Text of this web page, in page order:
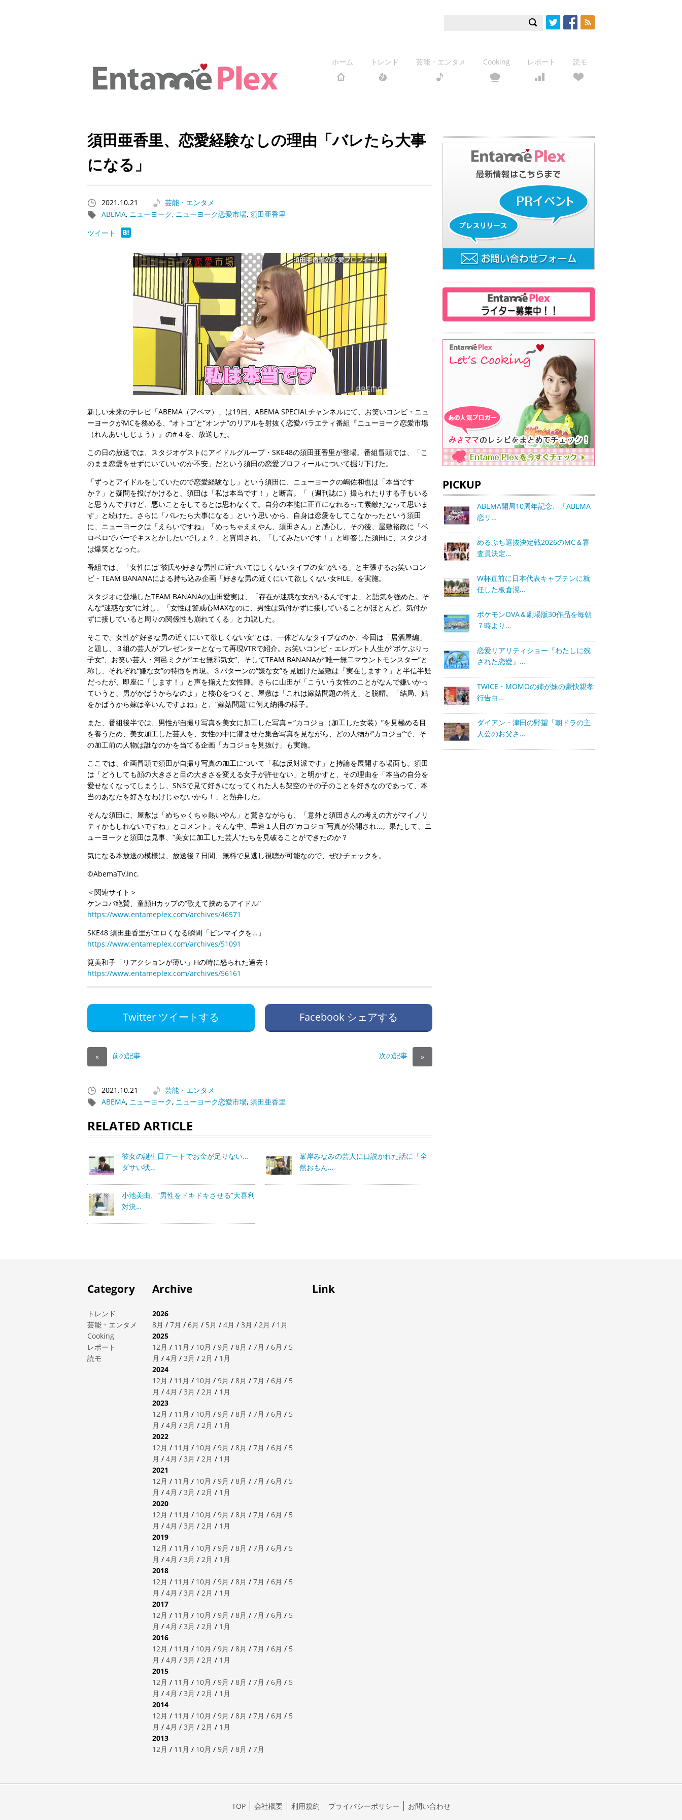
ホーム トレンド 芸能・エンタメ Cooking レポート 読モ
須田亜香里、恋愛経験なしの理由「バレたら大事
になる」
2021.10.21
芸能・エンタメ
ABEMA, ニューヨーク, ニューヨーク恋愛市場, 須田亜香里
ツイート
新しい未来のテレビ「ABEMA（アベマ）」は19日、ABEMA SPECIALチャンネルにて、お笑いコンビ・ニュ
ーヨークがMCを務める、“オトコ”と“オンナ”のリアルを射抜く恋愛バラエティ番組『ニューヨーク恋愛市場
（れんあいしじょう）』の#４を、放送した。
この日の放送では、スタジオゲストにアイドルグループ・SKE48の須田亜香里が登場。番組冒頭では、「こ
のまま恋愛をせずにいていいのか不安」だという須田の恋愛プロフィールについて掘り下げた。
「ずっとアイドルをしていたので恋愛経験なし」という須田に、ニューヨークの嶋佐和也は「本当です
か？」と疑問を投げかけると、須田は「私は本当です！」と断言。「（週刊誌に）撮られたりする子もいる
と思うんですけど、悪いことをしてるとは思わなくて。自分の本能に正直になれるって素敵だなって思いま
す」と続けた。さらに「バレたら大事になる」という思いから、自身は恋愛をしてこなかったという須田
に、ニューヨークは「えらいですね」「めっちゃええやん、須田さん」と感心し、その後、屋敷裕政に「ベ
ロベロでバーでキスとかしたいでしょ？」と質問され、「してみたいです！」と即答した須田に、スタジオ
は爆笑となった。
番組では、「女性には“彼氏や好きな男性に近づいてほしくないタイプの女”がいる」と主張するお笑いコン
ビ・TEAM BANANAによる持ち込み企画「好きな男の近くにいて欲しくない女FILE」を実施。
スタジオに登場したTEAM BANANAの山田愛実は、「存在が迷惑な女がいるんですよ」と語気を強めた。そ
んな“迷惑な女”に対し、「女性は警戒心MAXなのに、男性は気付かずに接していることがほとんど。気付か
ずに接していると周りの関係性も崩れてくる」と力説した。
そこで、女性が“好きな男の近くにいて欲しくない女”とは、一体どんなタイプなのか、今回は「居酒屋編」
と題し、３組の芸人がプレゼンターとなって再現VTRで紹介。お笑いコンビ・エレガント人生が“ボケぶりっ
子女”、お笑い芸人・河邑ミクが“エセ無邪気女”、そしてTEAM BANANAが“唯一無二マウントモンスター”と
称し、それぞれ“嫌な女”の特徴を再現。３パターンの“嫌な女”を見届けた屋敷は「実在します？」と半信半疑
だったが、即座に「します！」と声を揃えた女性陣。さらに山田が「こういう女性のことがなんで嫌いかっ
ていうと、男がかばうからなのよ」と核心をつくと、屋敷は「これは嫁姑問題の答え」と脱帽。「結局、姑
をかばうから嫁は辛いんですよね」と、“嫁姑問題”に例え納得の様子。
また、番組後半では、男性が自撮り写真を美女に加工した写真＝“カコジョ（加工した女装）”を見極める目
を養うため、美女加工した芸人を、女性の中に潜ませた集合写真を見ながら、どの人物が“カコジョ”で、そ
の加工前の人物は誰なのかを当てる企画「カコジョを見抜け」も実施。
ここでは、企画冒頭で須田が自撮り写真の加工について「私は反対派です」と持論を展開する場面も。須田
は「どうしても顔の大きさと目の大きさを変える女子が許せない」と明かすと、その理由を「本当の自分を
愛せなくなってしまうし、SNSで見て好きになってくれた人も架空のその子のことを好きなのであって、本
当のあなたを好きなわけじゃないから！」と熱弁した。
そんな須田に、屋敷は「めちゃくちゃ熱いやん」と驚きながらも、「意外と須田さんの考えの方がマイノリ
ティかもしれないですね」とコメント。そんな中、早速１人目の“カコジョ”写真が公開され…。果たして、ニ
ューヨークと須田は見事、“美女に加工した芸人”たちを見破ることができたのか？
気になる本放送の模様は、放送後７日間、無料で見逃し視聴が可能なので、ぜひチェックを。
©AbemaTV,Inc.
＜関連サイト＞
ケンコバ絶賛、童顔Hカップの“歌えて挟めるアイドル”
https://www.entameplex.com/archives/46571
SKE48 須田亜香里がエロくなる瞬間「ピンマイクを…」
https://www.entameplex.com/archives/51091
筧美和子「リアクションが薄い」Hの時に怒られた過去！
https://www.entameplex.com/archives/56161
Twitter ツイートする Facebook シェアする
« 前の記事 次の記事 »
2021.10.21
芸能・エンタメ
ABEMA, ニューヨーク, ニューヨーク恋愛市場, 須田亜香里
RELATED ARTICLE
彼女の誕生日デートでお金が足りない…
ダサい状…
峯岸みなみの芸人に口説かれた話に「全
然おもん…
小池美由、“男性をドキドキさせる”大喜利
対決…
PICKUP
ABEMA開局10周年記念、「ABEMA
恋リ…
めるぷち選抜決定戦2026のMC＆審
査員決定…
W杯直前に日本代表キャプテンに就
任した板倉滉…
ポケモンOVA＆劇場版30作品を毎朝
７時より…
恋愛リアリティショー『わたしに残
された恋愛』…
TWICE・MOMOの姉が妹の豪快親孝
行告白…
ダイアン・津田の野望「朝ドラの主
人公のお父さ…
Category
トレンド
芸能・エンタメ
Cooking
レポート
読モ
Archive
2026
8月 / 7月 / 6月 / 5月 / 4月 / 3月 / 2月 / 1月
2025
12月 / 11月 / 10月 / 9月 / 8月 / 7月 / 6月 / 5
月 / 4月 / 3月 / 2月 / 1月
2024
12月 / 11月 / 10月 / 9月 / 8月 / 7月 / 6月 / 5
月 / 4月 / 3月 / 2月 / 1月
2023
12月 / 11月 / 10月 / 9月 / 8月 / 7月 / 6月 / 5
月 / 4月 / 3月 / 2月 / 1月
2022
12月 / 11月 / 10月 / 9月 / 8月 / 7月 / 6月 / 5
月 / 4月 / 3月 / 2月 / 1月
2021
12月 / 11月 / 10月 / 9月 / 8月 / 7月 / 6月 / 5
月 / 4月 / 3月 / 2月 / 1月
2020
12月 / 11月 / 10月 / 9月 / 8月 / 7月 / 6月 / 5
月 / 4月 / 3月 / 2月 / 1月
2019
12月 / 11月 / 10月 / 9月 / 8月 / 7月 / 6月 / 5
月 / 4月 / 3月 / 2月 / 1月
2018
12月 / 11月 / 10月 / 9月 / 8月 / 7月 / 6月 / 5
月 / 4月 / 3月 / 2月 / 1月
2017
12月 / 11月 / 10月 / 9月 / 8月 / 7月 / 6月 / 5
月 / 4月 / 3月 / 2月 / 1月
2016
12月 / 11月 / 10月 / 9月 / 8月 / 7月 / 6月 / 5
月 / 4月 / 3月 / 2月 / 1月
2015
12月 / 11月 / 10月 / 9月 / 8月 / 7月 / 6月 / 5
月 / 4月 / 3月 / 2月 / 1月
2014
12月 / 11月 / 10月 / 9月 / 8月 / 7月 / 6月 / 5
月 / 4月 / 3月 / 2月 / 1月
2013
12月 / 11月 / 10月 / 9月 / 8月 / 7月
Link
TOP 会社概要 利用規約 プライバシーポリシー
お問い合わせ